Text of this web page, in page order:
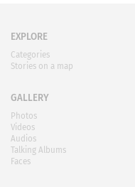
EXPLORE
Categories
Stories on a map
GALLERY
Photos
Videos
Audios
Talking Albums
Faces